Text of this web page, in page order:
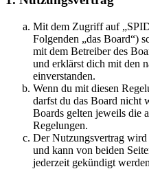
Mit dem Zugriff auf
Folgenden „das Board“)
mit dem Betreiber des
und erklärst dich mit den
einverstanden.
Wenn du mit diesen
darfst du das Board nicht
Boards gelten jeweils die
Regelungen.
Der Nutzungsvertrag wird
und kann von beiden
jederzeit gekündigt